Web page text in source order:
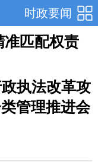
时政要闻
准匹配权责
执法改革攻
管理推进会